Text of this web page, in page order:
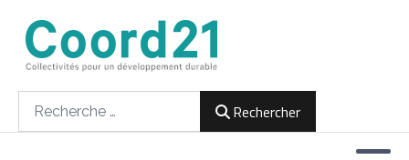
Rechercher
Développement durable et Agenda 21
Implémentation locale de l'Agenda
2021
2022
Lettres d'informations
Rencontres thématiques
Documents